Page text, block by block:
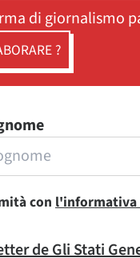
di giornalismo
?
con l'informativa
de Gli Stati